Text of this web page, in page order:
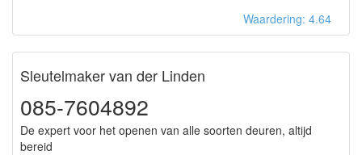
Waardering: 4.64
Sleutelmaker van der Linden
085-7604892
De expert voor het openen van alle soorten deuren, altijd
bereid